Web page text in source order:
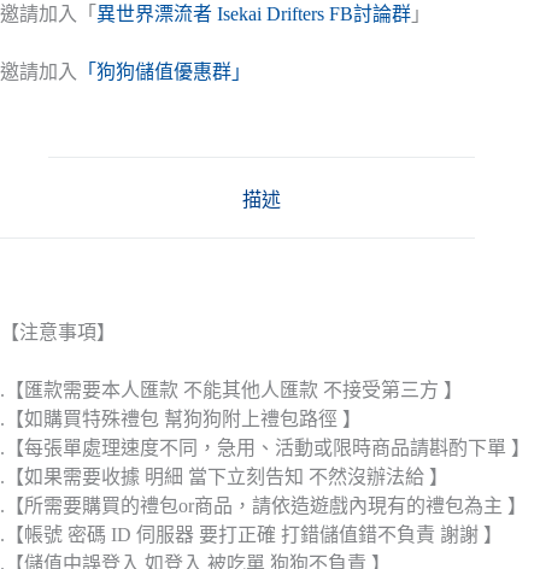
邀請加入「 異世界漂流者 Isekai Drifters FB討論群 」
邀請加入 「狗狗儲值優惠群」
描述
【注意事項】
.【匯款需要本人匯款 不能其他人匯款 不接受第三方 】
.【如購買特殊禮包 幫狗狗附上禮包路徑 】
.【每張單處理速度不同，急用、活動或限時商品請斟酌下單 】
.【如果需要收據 明細 當下立刻告知 不然沒辦法給 】
.【所需要購買的禮包or商品，請依造遊戲內現有的禮包為主 】
.【帳號 密碼 ID 伺服器 要打正確 打錯儲值錯不負責 謝謝 】
.【儲值中誤登入 如登入 被吃單 狗狗不負責 】